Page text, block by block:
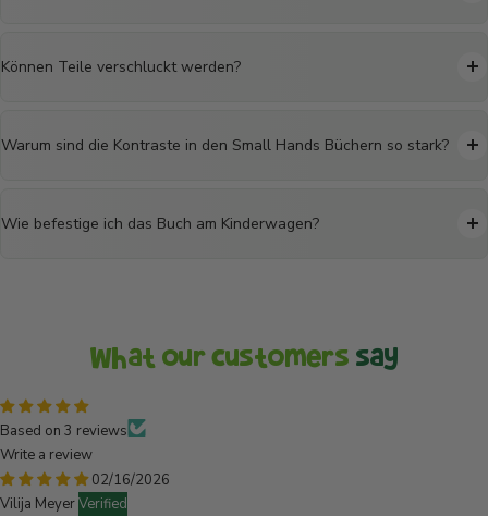
Können Teile verschluckt werden?
Warum sind die Kontraste in den Small Hands Büchern so stark?
Wie befestige ich das Buch am Kinderwagen?
What our customers say
Based on 3 reviews
Write a review
02/16/2026
Vilija Meyer